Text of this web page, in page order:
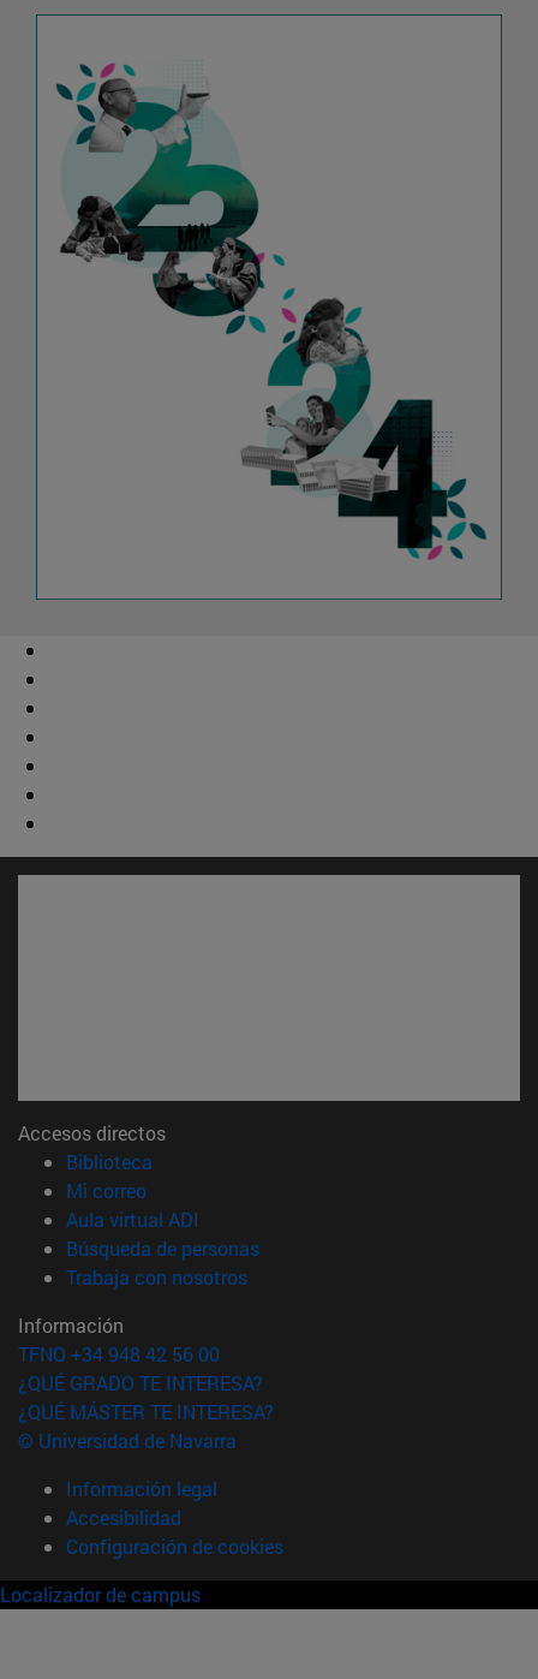
Accesos directos
Biblioteca
Mi correo(abre en nueva ventana)
Aula virtual ADI
Búsqueda de personas(abre en nueva ventana)
Trabaja con nosotros(abre en nueva ventana)
Información
TFNO +34 948 42 56 00
¿QUÉ GRADO TE INTERESA?
¿QUÉ MÁSTER TE INTERESA?
© Universidad de Navarra
Información legal
Accesibilidad
Configuración de cookies
Localizador de campus